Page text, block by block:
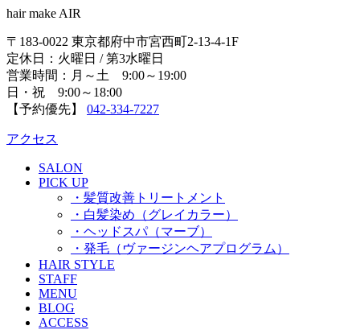
hair make AIR
〒183-0022 東京都府中市宮西町2-13-4-1F
定休日：火曜日 / 第3水曜日
営業時間：月～土 9:00～19:00
日・祝 9:00～18:00
【予約優先】 042-334-7227
アクセス
SALON
PICK UP
・髪質改善トリートメント
・白髪染め（グレイカラー）
・ヘッドスパ（マーブ）
・発毛（ヴァージンヘアプログラム）
HAIR STYLE
STAFF
MENU
BLOG
ACCESS